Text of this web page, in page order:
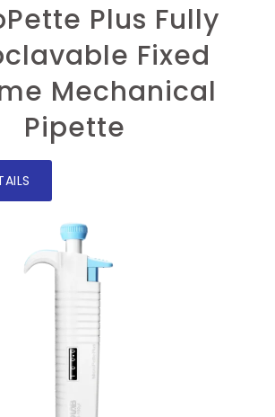
Plus Fully
Fixed
Mechanical
Pipette